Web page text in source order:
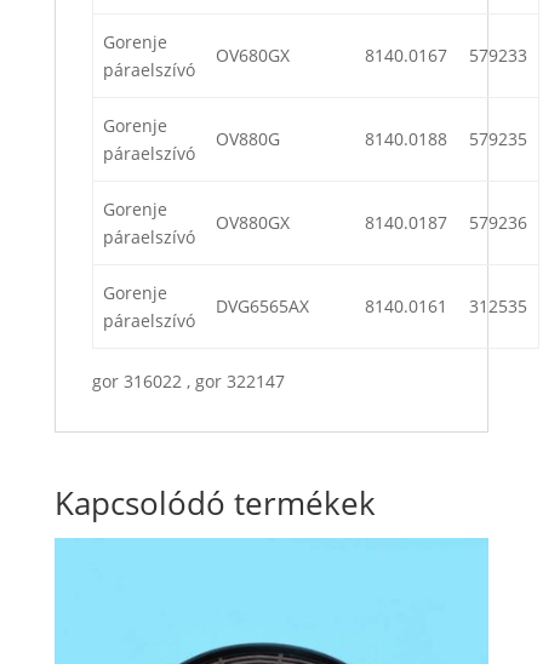
Gorenje
páraelszívó
OV680GX 8140.0167 579233
Gorenje
páraelszívó
OV880G 8140.0188 579235
Gorenje
páraelszívó
OV880GX 8140.0187 579236
Gorenje
páraelszívó
DVG6565AX 8140.0161 312535
gor 316022 , gor 322147
Kapcsolódó termékek